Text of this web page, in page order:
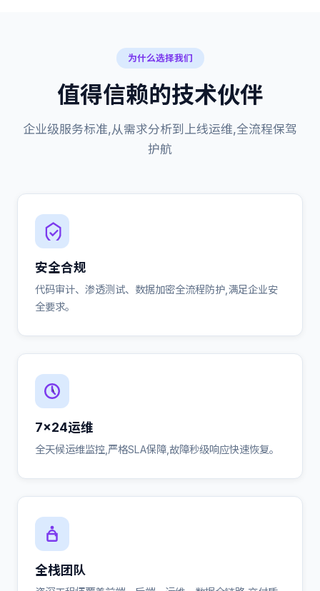
为什么选择我们
值得信赖的技术伙伴
企业级服务标准,从需求分析到上线运维,全流程保驾
护航
安全合规
代码审计、渗透测试、数据加密全流程防护,满足企业安
全要求。
7×24运维
全天候运维监控,严格SLA保障,故障秒级响应快速恢复。
全栈团队